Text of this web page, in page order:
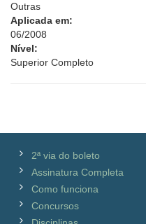
Outras
Aplicada em:
06/2008
Nível:
Superior Completo
2ª via do boleto
Assinatura Completa
Como funciona
Concursos